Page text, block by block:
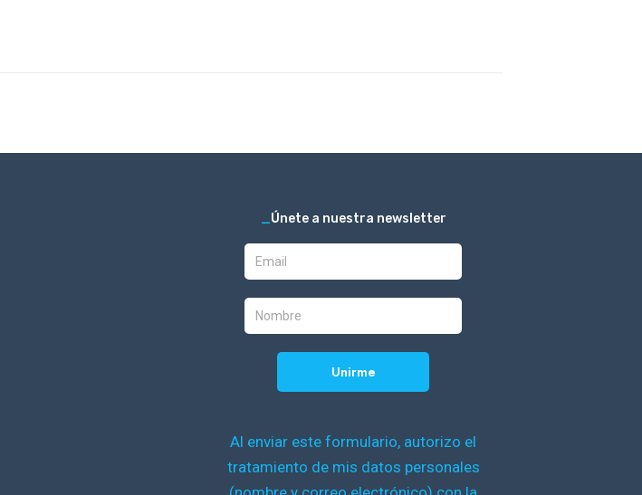
_Únete a nuestra newsletter
Al enviar este formulario, autorizo el
tratamiento de mis datos personales